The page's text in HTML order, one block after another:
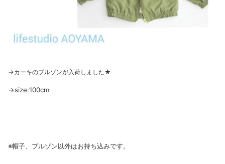
→カーキのブルゾンが入荷しました★
→size:100cm
※帽子、ブルゾン以外はお持ち込みです。